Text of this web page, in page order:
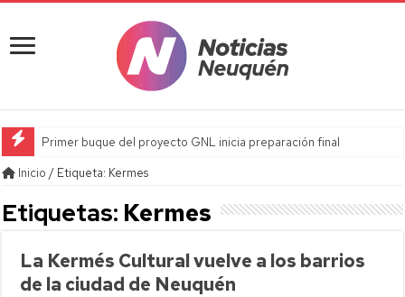
Primer buque del proyecto GNL inicia preparación final
Inicio / Etiqueta: Kermes
Etiquetas: Kermes
La Kermés Cultural vuelve a los barrios
de la ciudad de Neuquén